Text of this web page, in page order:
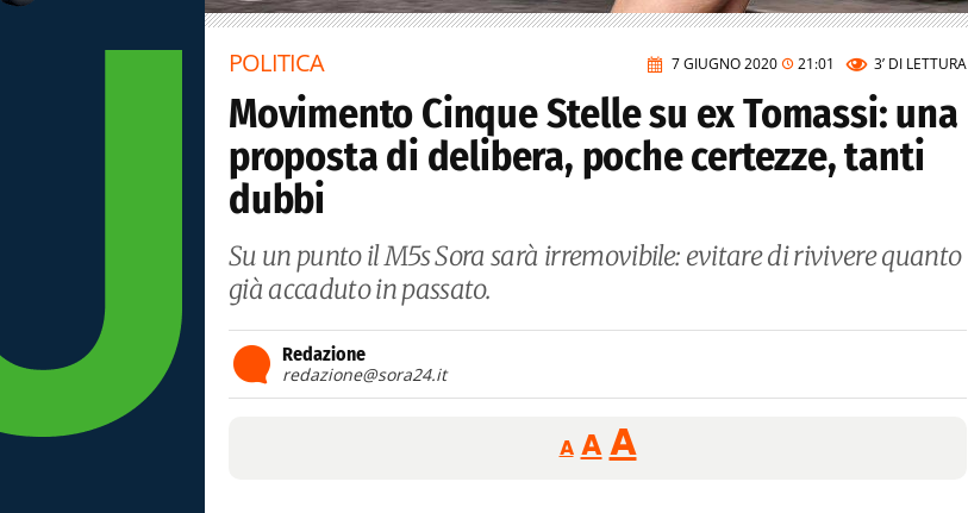
7 GIUGNO 2020 21:01 3’ DI LETTURA
POLITICA
Movimento Cinque Stelle su ex Tomassi: una
proposta di delibera, poche certezze, tanti
dubbi
Su un punto il M5s Sora sarà irremovibile: evitare di rivivere quanto
già accaduto in passato.
Redazione
redazione@sora24.it
A
Reducir
tamaño
A Restablecer
tamaño
AAumentar